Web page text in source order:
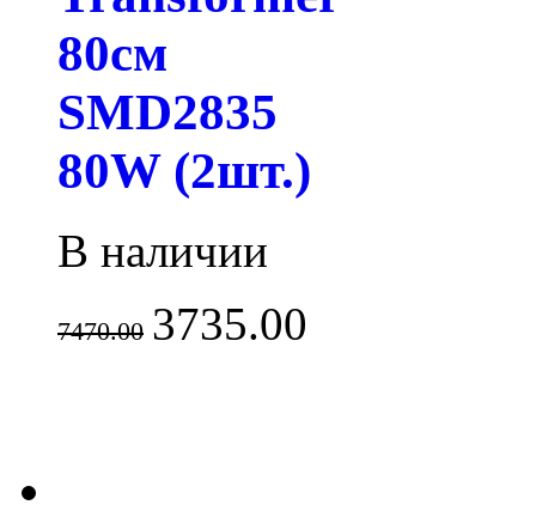
80см
SMD2835
80W (2шт.)
В наличии
7470.00 3735.00